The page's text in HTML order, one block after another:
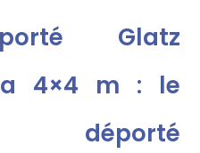
Glatz
4×4 m : le